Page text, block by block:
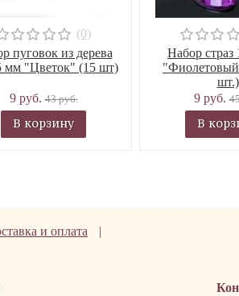
(0)
пуговок из дерева
мм "Цветок" (15 шт)
9 руб.43 руб.
В корзину
Набор
шт.)
9 руб.
В
и оплата
|